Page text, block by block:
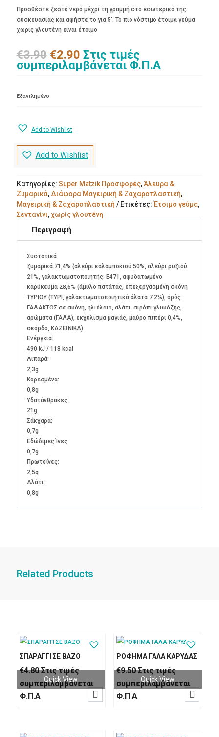
Προσθέστε ζεστό νερό μέχρι τη γραμμή στο εσωτερικό της
συσκευασίας και αφήστε το για 5′. Το πιο νόστιμο έτοιμα γεύμα
χωρίς γλουτένη είναι έτοιμο
€3.90 Original
price
was:
€2.90Η
τρέχουσα
τιμή
Στις τιμές
συμπεριλαμβάνεται Φ.Π.Α
Εξαντλημένο
Add to Wishlist
Add to Wishlist
Κατηγορίες: Super Matzik Προσφορές,Άλευρα &
Ζυμαρικά,Διάφορα Μαγειρική & Ζαχαροπλαστική,
Μαγειρική & Ζαχαροπλαστική
Ετικέτες:Έτοιμο γεύμα,
Σεντανίνι,χωρίς γλουτένη
Περιγραφή
Συστατικά
ζυμαρικά 71,4% (αλεύρι καλαμποκιού 50%, αλεύρι ρυζιού
21%, γαλακτωματοποιητής: Ε471, αφυδατωμένο
καρύκευμα 28,6% (άμυλο πατάτας, επεξεργασμένη σκόνη
ΤΥΡΙΟΥ (ΤΥΡΙ, γαλακτωματοποιητικά άλατα 7,2%), ορός
ΓΑΛΑΚΤΟΣ σε σκόνη, ηλιέλαιο, αλάτι, σιρόπι γλυκόζης,
αρώματα (ΓΑΛΑ), εκχύλισμα μαγιάς, μαύρο πιπέρι 0,4%,
σκόρδο, ΚΑΖΕΪΝΙΚΑ).
Ενέργεια:
490 kJ / 118 kcal
Λιπαρά:
2,3g
Kορεσμένα:
0,8g
Υδατάνθρακες:
21g
Σάκχαρα:
0,7g
Εδώδιμες Ίνες:
0,7g
Πρωτεΐνες:
2,5g
Αλάτι:
0,8g
Related Products
ΣΠΑΡΑΓΓΙ ΣΕ ΒΑΖΟ
€4.80 Στις τιμές
συμπεριλαμβάνεται
Φ.Π.Α
Quick View

ΡΟΦΗΜΑ ΓΑΛΑ ΚΑΡΥΔΑΣ
€9.50 Στις τιμές
συμπεριλαμβάνεται
Φ.Π.Α
Quick View
